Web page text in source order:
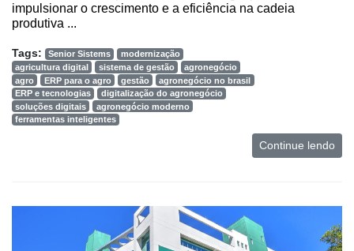
conta
Notícias
impulsionar o crescimento e a eficiência na cadeia
produtiva ...
Tags: Senior Sistems
modernização
agricultura digital
sistema de gestão
agronegócio
agro
ERP para o agro gestão
agronegócio no brasil
ERP e tecnologias
digitalização do agronegócio
soluções digitais
agronegócio moderno
ferramentas inteligentes
Continue lendo